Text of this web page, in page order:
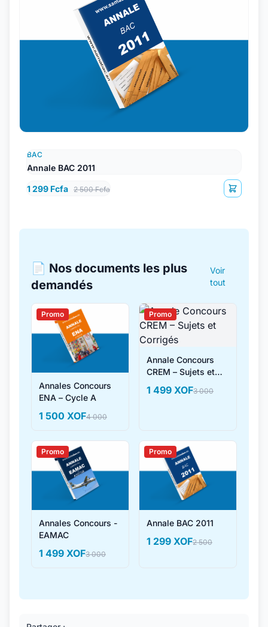
BAC
Annale BAC 2011
1 299 Fcfa 2 500 Fcfa
📄 Nos documents les plus
demandés
Voir
tout
Promo
Annales Concours
ENA – Cycle A
1 500 XOF4 000
Promo
Annale Concours
CREM – Sujets et
1 499 XOF3 000
Promo
Annales Concours -
EAMAC
1 499 XOF3 000
Promo
Annale BAC 2011
1 299 XOF2 500